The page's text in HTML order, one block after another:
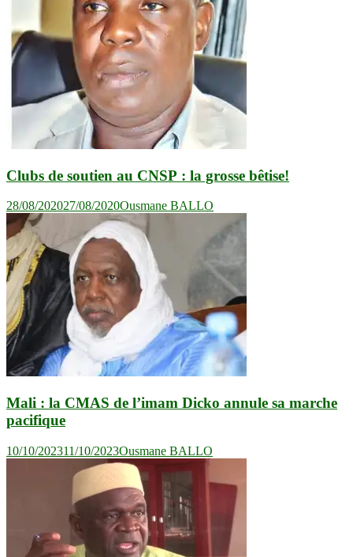
Clubs de soutien au CNSP : la grosse bêtise!
28/08/202027/08/2020Ousmane BALLO
Mali : la CMAS de l’imam Dicko annule sa marche
pacifique
10/10/202311/10/2023Ousmane BALLO